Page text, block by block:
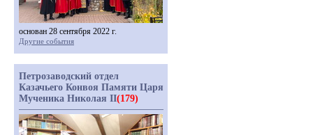
основан 28 сентября 2022 г.
Другие события
Петрозаводский отдел
Казачьего Конвоя Памяти Царя
Мученика Николая II(179)